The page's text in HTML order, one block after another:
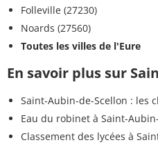
Folleville (27230)
Noards (27560)
Toutes les villes de l'Eure
En savoir plus sur
Saint-Aubin-de-Scellon : les
Eau du robinet à Saint-
Classement des lycées à